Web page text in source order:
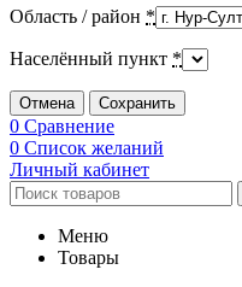
Область / район *
Населённый пункт *
Отмена Сохранить
0 Сравнение
0 Список желаний
Личный кабинет
Меню
Товары